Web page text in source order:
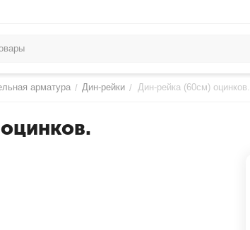
арматура / Дин-рейки / Дин-рейка (60см) оцинков.